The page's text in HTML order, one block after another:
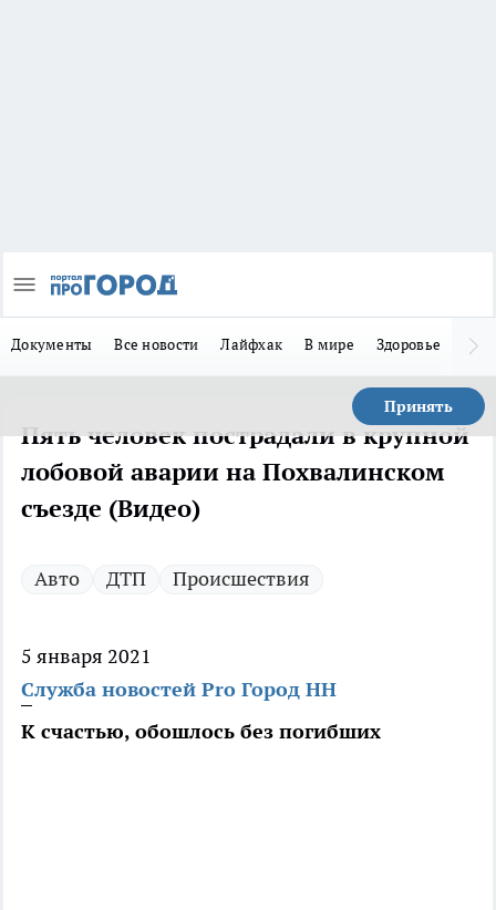
Документы Все новости Лайфхак В мире Здоровье
Принять
Пять человек пострадали в крупной
лобовой аварии на Похвалинском
съезде (Видео)
Авто ДТП Происшествия
5 января 2021
Служба новостей Pro Город НН
К счастью, обошлось без погибших